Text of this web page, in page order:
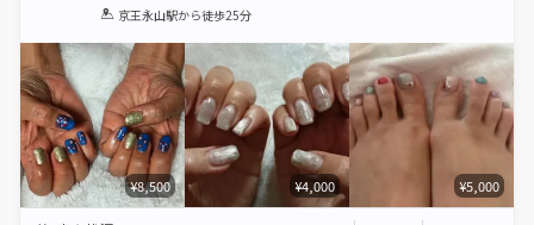
1 2 3 4 5
京王永山駅から徒歩25分
¥8,500 ¥4,000 ¥5,000